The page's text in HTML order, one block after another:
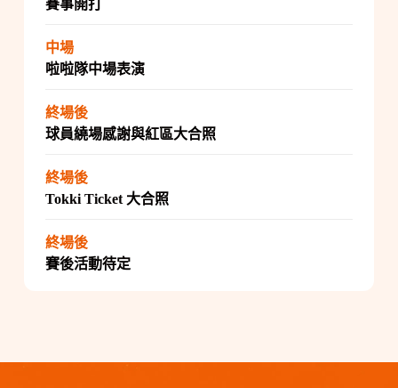
賽事開打
中場
啦啦隊中場表演
終場後
球員繞場感謝與紅區大合照
終場後
Tokki Ticket 大合照
終場後
賽後活動待定